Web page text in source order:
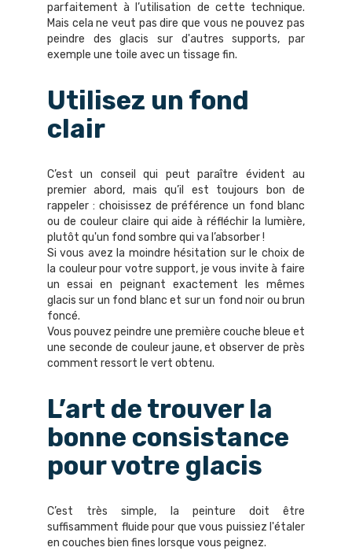
parfaitement à l’utilisation de cette technique.
Mais cela ne veut pas dire que vous ne pouvez pas
peindre des glacis sur d'autres supports, par
exemple une toile avec un tissage fin.
Utilisez un fond
clair
C’est un conseil qui peut paraître évident au
premier abord, mais qu’il est toujours bon de
rappeler : choisissez de préférence un fond blanc
ou de couleur claire qui aide à réfléchir la lumière,
plutôt qu'un fond sombre qui va l’absorber !
Si vous avez la moindre hésitation sur le choix de
la couleur pour votre support, je vous invite à faire
un essai en peignant exactement les mêmes
glacis sur un fond blanc et sur un fond noir ou brun
foncé.
Vous pouvez peindre une première couche bleue et
une seconde de couleur jaune, et observer de près
comment ressort le vert obtenu.
L’art de trouver la
bonne consistance
pour votre glacis
C’est très simple, la peinture doit être
suffisamment fluide pour que vous puissiez l'étaler
en couches bien fines lorsque vous peignez.